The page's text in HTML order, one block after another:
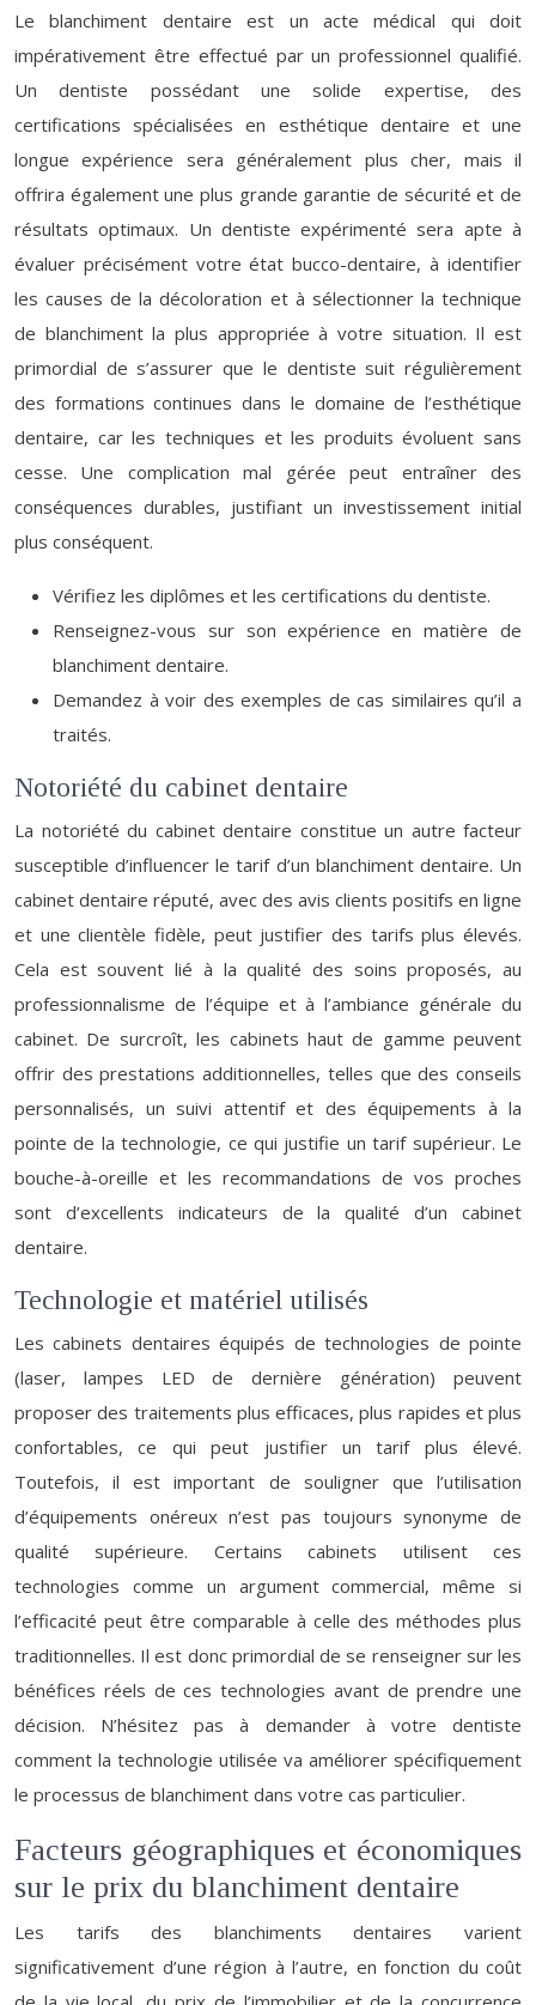
Le blanchiment dentaire est un acte médical qui doit
impérativement être effectué par un professionnel qualifié.
Un dentiste possédant une solide expertise, des
certifications spécialisées en esthétique dentaire et une
longue expérience sera généralement plus cher, mais il
offrira également une plus grande garantie de sécurité et de
résultats optimaux. Un dentiste expérimenté sera apte à
évaluer précisément votre état bucco-dentaire, à identifier
les causes de la décoloration et à sélectionner la technique
de blanchiment la plus appropriée à votre situation. Il est
primordial de s’assurer que le dentiste suit régulièrement
des formations continues dans le domaine de l’esthétique
dentaire, car les techniques et les produits évoluent sans
cesse. Une complication mal gérée peut entraîner des
conséquences durables, justifiant un investissement initial
plus conséquent.
Vérifiez les diplômes et les certifications du dentiste.
Renseignez-vous sur son expérience en matière de
blanchiment dentaire.
Demandez à voir des exemples de cas similaires qu’il a
traités.
Notoriété du cabinet dentaire
La notoriété du cabinet dentaire constitue un autre facteur
susceptible d’influencer le tarif d’un blanchiment dentaire. Un
cabinet dentaire réputé, avec des avis clients positifs en ligne
et une clientèle fidèle, peut justifier des tarifs plus élevés.
Cela est souvent lié à la qualité des soins proposés, au
professionnalisme de l’équipe et à l’ambiance générale du
cabinet. De surcroît, les cabinets haut de gamme peuvent
offrir des prestations additionnelles, telles que des conseils
personnalisés, un suivi attentif et des équipements à la
pointe de la technologie, ce qui justifie un tarif supérieur. Le
bouche-à-oreille et les recommandations de vos proches
sont d’excellents indicateurs de la qualité d’un cabinet
dentaire.
Technologie et matériel utilisés
Les cabinets dentaires équipés de technologies de pointe
(laser, lampes LED de dernière génération) peuvent
proposer des traitements plus efficaces, plus rapides et plus
confortables, ce qui peut justifier un tarif plus élevé.
Toutefois, il est important de souligner que l’utilisation
d’équipements onéreux n’est pas toujours synonyme de
qualité supérieure. Certains cabinets utilisent ces
technologies comme un argument commercial, même si
l’efficacité peut être comparable à celle des méthodes plus
traditionnelles. Il est donc primordial de se renseigner sur les
bénéfices réels de ces technologies avant de prendre une
décision. N’hésitez pas à demander à votre dentiste
comment la technologie utilisée va améliorer spécifiquement
le processus de blanchiment dans votre cas particulier.
Facteurs géographiques et économiques
sur le prix du blanchiment dentaire
Les tarifs des blanchiments dentaires varient
significativement d’une région à l’autre, en fonction du coût